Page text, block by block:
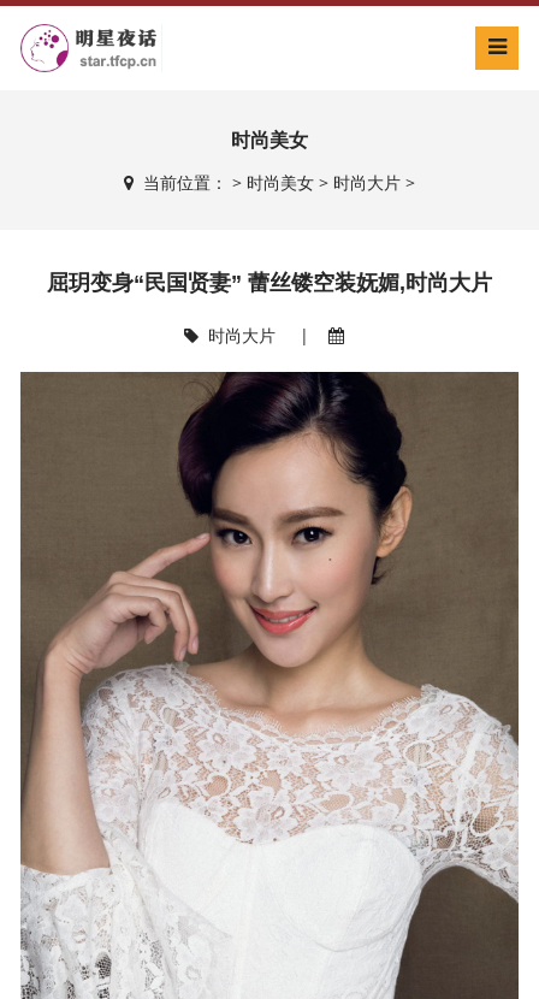
时尚美女
当前位置： > 时尚美女> 时尚大片>
屈玥变身“民国贤妻” 蕾丝镂空装妩媚,时尚大片
时尚大片 |